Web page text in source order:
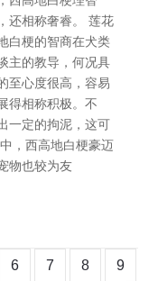
还相称奢睿。 莲花
白梗的智商在犬类
主的教导，何况具
至心度很高，容易
得相称积极。不
一定的拘泥，这可
，西高地白梗豪迈
物也较为友
6 7 8 9